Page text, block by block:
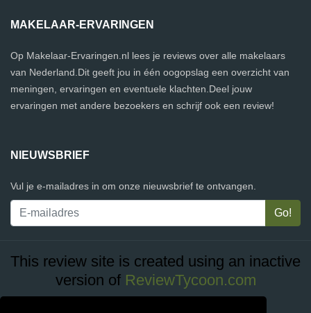
MAKELAAR-ERVARINGEN
Op Makelaar-Ervaringen.nl lees je reviews over alle makelaars
van Nederland.Dit geeft jou in één oogopslag een overzicht van
meningen, ervaringen en eventuele klachten.Deel jouw
ervaringen met andere bezoekers en schrijf ook een review!
NIEUWSBRIEF
Vul je e-mailadres in om onze nieuwsbrief te ontvangen.
This review site is created using an inactive
version of ReviewTycoon.com